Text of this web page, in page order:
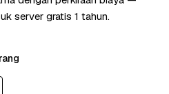
server gratis 1 tahun.